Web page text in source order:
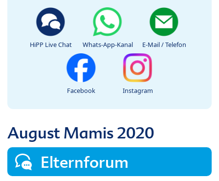
HiPP Live Chat Whats-App-Kanal E-Mail / Telefon
Facebook Instagram
August Mamis 2020
Elternforum